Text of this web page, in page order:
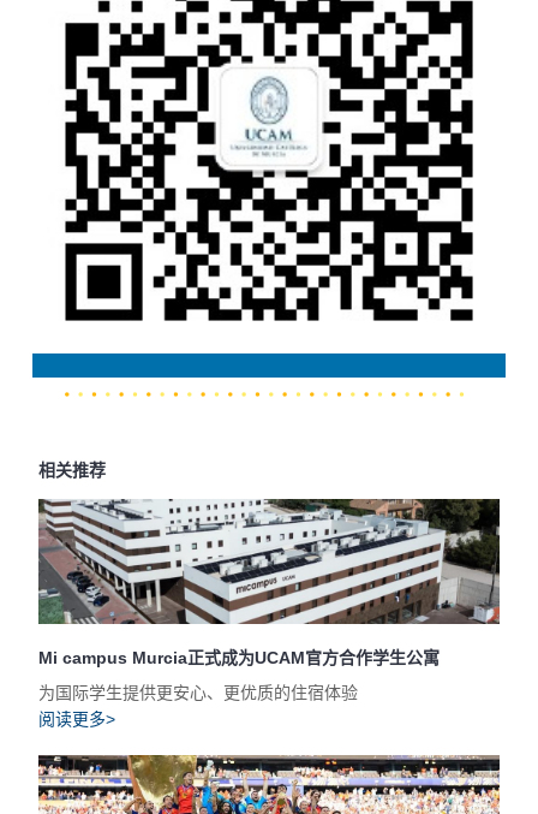
相关推荐
Mi campus Murcia正式成为UCAM官方合作学生公寓
为国际学生提供更安心、更优质的住宿体验
阅读更多>